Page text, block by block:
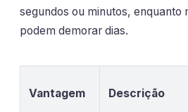
segundos ou minutos, enquanto
podem demorar dias.
Vantagem Descrição